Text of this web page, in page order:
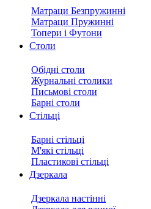
Матраци Безпружинні
Матраци Пружинні
Топери і Футони
Столи
Обідні столи
Журнальні столики
Письмові столи
Барні столи
Стільці
Барні стільці
М'які стільці
Пластикові стільці
Дзеркала
Дзеркала настінні